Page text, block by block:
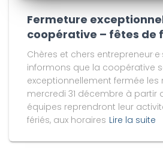
Fermeture
coopérative – fêtes de
Chères et chers
informons que la coopérative
exceptionnellement fermée les
mercredi 31 décembre à partir
équipes reprendront leur
fériés, aux horaires Lire la suite